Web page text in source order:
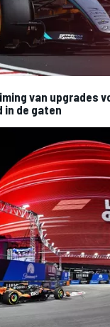
van upgrades
in de gaten